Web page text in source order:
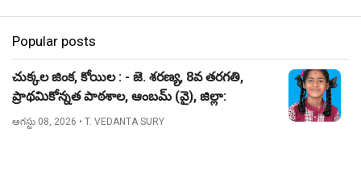
Popular posts
చుక్కల జింక, కోయిల : - జె. శరణ్య, 8వ తరగతి,
ప్రాథమికోన్నత పాఠశాల, ఆంబమ్ (వై), జిల్లా:
నిజామాబాద్.
ఆగస్టు 08, 2026 • T. VEDANTA SURY